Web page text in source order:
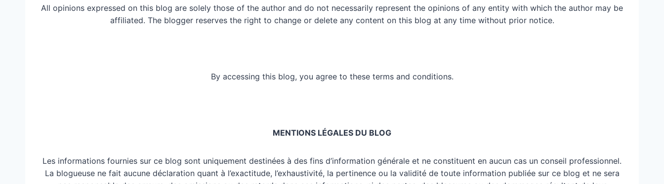
All opinions expressed on this blog are solely those of the author and do not necessarily represent the opinions of any entity with which the author may be
affiliated. The blogger reserves the right to change or delete any content on this blog at any time without prior notice.
By accessing this blog, you agree to these terms and conditions.
MENTIONS LÉGALES DU BLOG
Les informations fournies sur ce blog sont uniquement destinées à des fins d’information générale et ne constituent en aucun cas un conseil professionnel.
La blogueuse ne fait aucune déclaration quant à l’exactitude, l’exhaustivité, la pertinence ou la validité de toute information publiée sur ce blog et ne sera